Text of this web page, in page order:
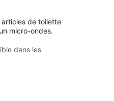
de toilette
micro-ondes.
dans les
de marche de